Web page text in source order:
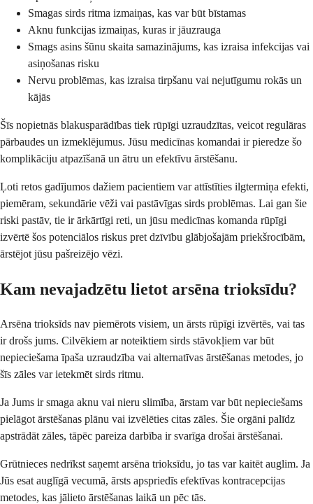
Smagas sirds ritma izmaiņas, kas var būt bīstamas
Aknu funkcijas izmaiņas, kuras ir jāuzrauga
Smags asins šūnu skaita samazinājums, kas izraisa infekcijas vai
asiņošanas risku
Nervu problēmas, kas izraisa tirpšanu vai nejutīgumu rokās un
kājās
Šīs nopietnās blakusparādības tiek rūpīgi uzraudzītas, veicot regulāras
pārbaudes un izmeklējumus. Jūsu medicīnas komandai ir pieredze šo
komplikāciju atpazīšanā un ātru un efektīvu ārstēšanu.
Ļoti retos gadījumos dažiem pacientiem var attīstīties ilgtermiņa efekti,
piemēram, sekundārie vēži vai pastāvīgas sirds problēmas. Lai gan šie
riski pastāv, tie ir ārkārtīgi reti, un jūsu medicīnas komanda rūpīgi
izvērtē šos potenciālos riskus pret dzīvību glābjošajām priekšrocībām,
ārstējot jūsu pašreizējo vēzi.
Kam nevajadzētu lietot arsēna trioksīdu?
Arsēna trioksīds nav piemērots visiem, un ārsts rūpīgi izvērtēs, vai tas
ir drošs jums. Cilvēkiem ar noteiktiem sirds stāvokļiem var būt
nepieciešama īpaša uzraudzība vai alternatīvas ārstēšanas metodes, jo
šīs zāles var ietekmēt sirds ritmu.
Ja Jums ir smaga aknu vai nieru slimība, ārstam var būt nepieciešams
pielāgot ārstēšanas plānu vai izvēlēties citas zāles. Šie orgāni palīdz
apstrādāt zāles, tāpēc pareiza darbība ir svarīga drošai ārstēšanai.
Grūtnieces nedrīkst saņemt arsēna trioksīdu, jo tas var kaitēt auglim. Ja
Jūs esat auglīgā vecumā, ārsts apspriedīs efektīvas kontracepcijas
metodes, kas jālieto ārstēšanas laikā un pēc tās.